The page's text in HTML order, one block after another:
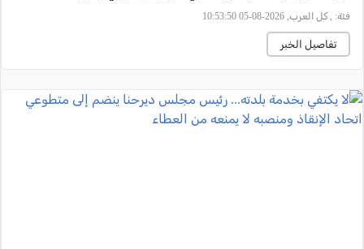
فئة: , كل العرب, 2026-08-05 10:53:50
تفاصيل الخبر